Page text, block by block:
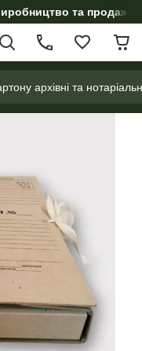
та продаж
архівні та